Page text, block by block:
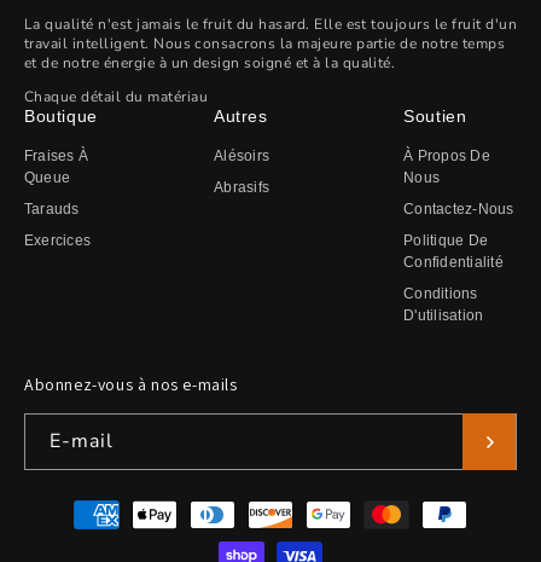
La qualité n'est jamais le fruit du hasard. Elle est toujours le fruit d'un
travail intelligent. Nous consacrons la majeure partie de notre temps
et de notre énergie à un design soigné et à la qualité.
Chaque détail du matériau
Boutique
Fraises À
Queue
Tarauds
Exercices
Autres
Alésoirs
Abrasifs
Soutien
À Propos De
Nous
Contactez-Nous
Politique De
Confidentialité
Conditions
D'utilisation
Abonnez-vous à nos e-mails
E-mail
Moyens